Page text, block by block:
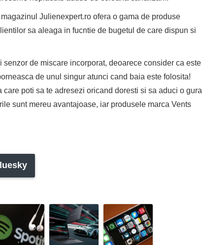
Julienexpert.ro ofera o gama de produse
sa aleaga in fucntie de bugetul de care dispun si
senzor de miscare incorporat, deoarece consider ca este
de unul singur atunci cand baia este folosita!
poti sa te adresezi oricand doresti si sa aduci o gura
sunt mereu avantajoase, iar produsele marca Vents